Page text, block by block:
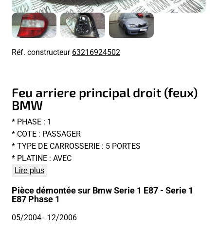
Réf. constructeur63216924502
Feu arriere principal droit (feux)
BMW
* PHASE : 1
* COTE : PASSAGER
* TYPE DE CARROSSERIE : 5 PORTES
* PLATINE : AVEC
Lire plus
Pièce démontée sur Bmw Serie 1 E87 - Serie 1
E87 Phase 1
05/2004- 12/2006